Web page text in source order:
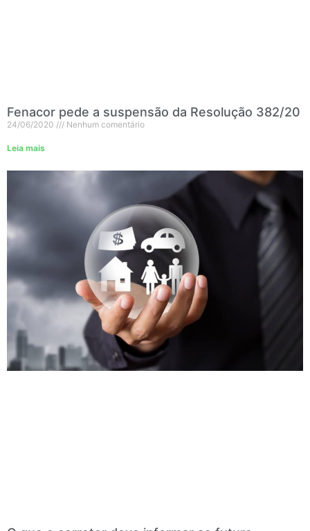
Fenacor pede a suspensão da Resolução 382/20
24/06/2020 Nenhum comentário
Leia mais